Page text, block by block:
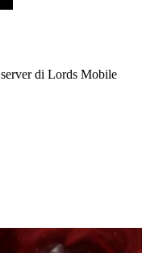
di Lords Mobile